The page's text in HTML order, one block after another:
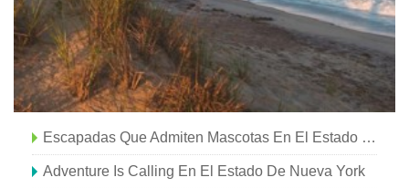
Escapadas Que Admiten Mascotas En El Estado De Nueva York
Adventure Is Calling En El Estado De Nueva York